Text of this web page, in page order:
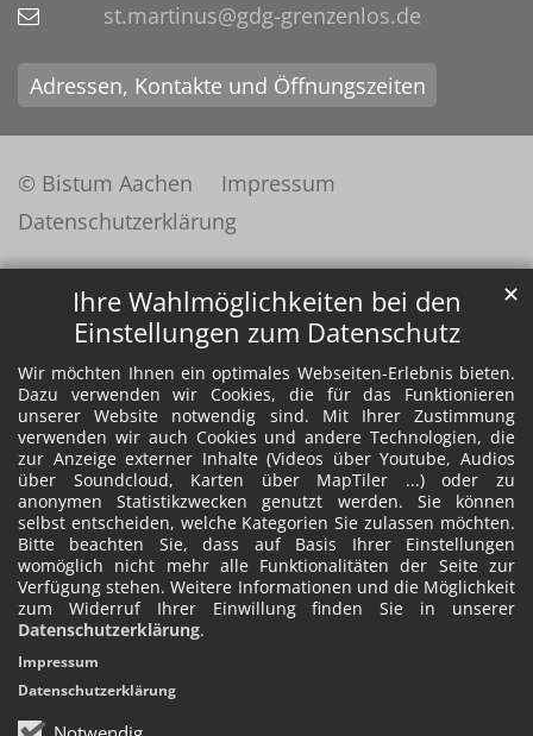
Ihre Wahlmöglichkeiten bei den
Einstellungen zum Datenschutz
Wir möchten Ihnen ein optimales Webseiten-Erlebnis bieten.
Dazu verwenden wir Cookies, die für das Funktionieren
unserer Website notwendig sind. Mit Ihrer Zustimmung
verwenden wir auch Cookies und andere Technologien, die
zur Anzeige externer Inhalte (Videos über Youtube, Audios
über Soundcloud, Karten über MapTiler ...) oder zu
anonymen Statistikzwecken genutzt werden. Sie können
selbst entscheiden, welche Kategorien Sie zulassen möchten.
Bitte beachten Sie, dass auf Basis Ihrer Einstellungen
womöglich nicht mehr alle Funktionalitäten der Seite zur
Verfügung stehen. Weitere Informationen und die Möglichkeit
zum Widerruf Ihrer Einwillung finden Sie in unserer
Datenschutzerklärung.
✕
Impressum
Datenschutzerklärung
st.martinus@gdg-grenzenlos.de
Adressen, Kontakte und Öffnungszeiten
© Bistum Aachen
Impressum
Datenschutzerklärung